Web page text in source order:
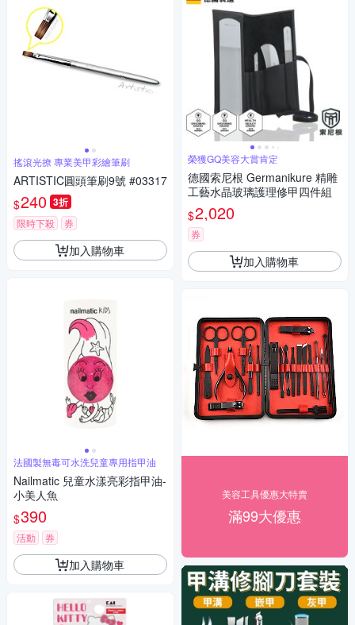
搖滾光撩 專業美甲彩繪筆刷
ARTISTIC圓頭筆刷9號 #03317
$240 3折
限時下殺 券
加入購物車
法國製無毒可水洗兒童專用指甲油
Nailmatic 兒童水漾亮彩指甲油-
小美人魚
$390
活動 券
加入購物車
榮獲GQ美容大賞肯定
德國索尼根 Germanikure 精雕
工藝水晶玻璃護理修甲四件組
$2,020
券
加入購物車
美容工具優惠大特賣
滿99大優惠